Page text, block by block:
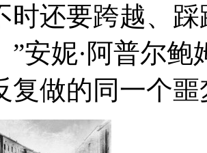
时还要跨越、
”安妮·阿普尔
复做的同一个噩